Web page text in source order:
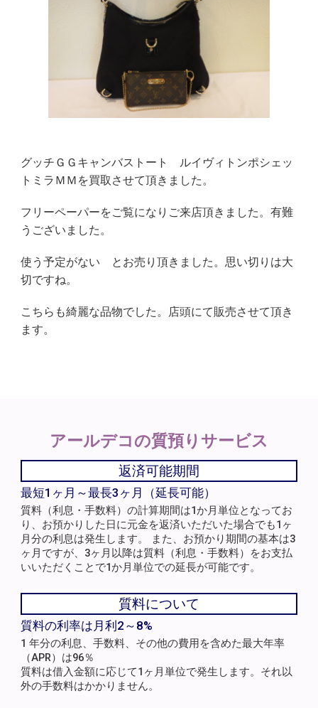
グッチＧＧキャンバストート ルイヴィトンポシェッ
トミラＭＭを買取させて頂きました。
フリーペーパーをご覧になりご来店頂きました。有難
うございました。
使う予定がない とお売り頂きました。思い切りは大
切ですね。
こちらも綺麗な品物でした。店頭にて販売させて頂き
ます。
アールデコの質預りサービス
返済可能期間
最短1ヶ月～最長3ヶ月（延長可能）
質料（利息・手数料）の計算期間は1か月単位となってお
り、お預かりした日に元金を返済いただいた場合でも1ヶ
月分の利息は発生します。 また、お預かり期間の基本は3
ヶ月ですが、3ヶ月以降は質料（利息・手数料）をお支払
いいただくことで1か月単位での延長が可能です。
質料について
質料の利率は月利2～8%
1 年分の利息、手数料、その他の費用を含めた最大年率
（APR）は96％
質料は借入金額に応じて1ヶ月単位で発生します。それ以
外の手数料はかかりません。